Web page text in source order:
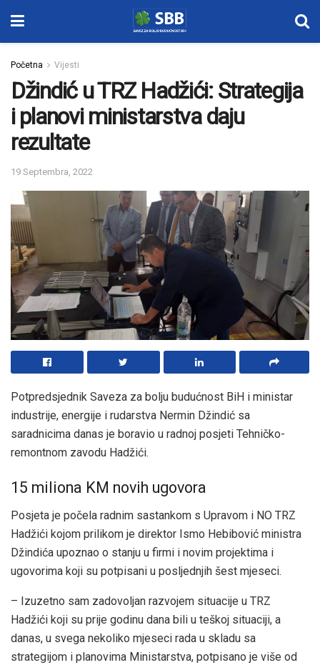
Početna Vijesti
Džindić u TRZ Hadžići: Strategija
i planovi ministarstva daju
rezultate
19 Septembra, 2022
Potpredsjednik Saveza za bolju budućnost BiH i ministar
industrije, energije i rudarstva Nermin Džindić sa
saradnicima danas je boravio u radnoj posjeti Tehničko-
remontnom zavodu Hadžići.
15 miliona KM novih ugovora
Posjeta je počela radnim sastankom s Upravom i NO TRZ
Hadžići kojom prilikom je direktor Ismo Hebibović ministra
Džindića upoznao o stanju u firmi i novim projektima i
ugovorima koji su potpisani u posljednjih šest mjeseci.
– Izuzetno sam zadovoljan razvojem situacije u TRZ
Hadžići koji su prije godinu dana bili u teškoj situaciji, a
danas, u svega nekoliko mjeseci rada u skladu sa
strategijom i planovima Ministarstva, potpisano je više od